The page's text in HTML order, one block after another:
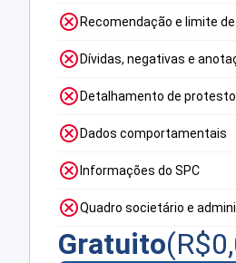
Recomendação e limite
Dívidas, negativas e
Detalhamento de
Dados comportamentais
Informações do SPC
Quadro societário e
Gratuito(R$